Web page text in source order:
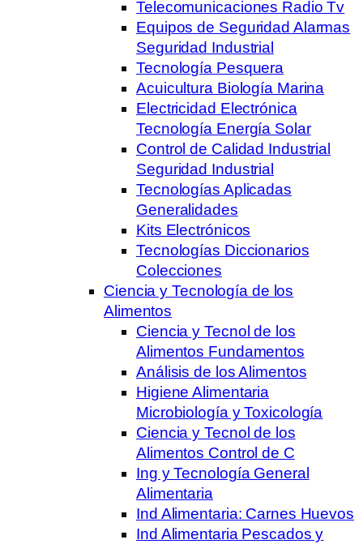
Telecomunicaciones Radio Tv
Equipos de Seguridad Alarmas
Seguridad Industrial
Tecnología Pesquera
Acuicultura Biología Marina
Electricidad Electrónica
Tecnología Energía Solar
Control de Calidad Industrial
Seguridad Industrial
Tecnologías Aplicadas
Generalidades
Kits Electrónicos
Tecnologías Diccionarios
Colecciones
Ciencia y Tecnología de los
Alimentos
Ciencia y Tecnol de los
Alimentos Fundamentos
Análisis de los Alimentos
Higiene Alimentaria
Microbiología y Toxicología
Ciencia y Tecnol de los
Alimentos Control de C
Ing y Tecnología General
Alimentaria
Ind Alimentaria: Carnes Huevos
Ind Alimentaria Pescados y